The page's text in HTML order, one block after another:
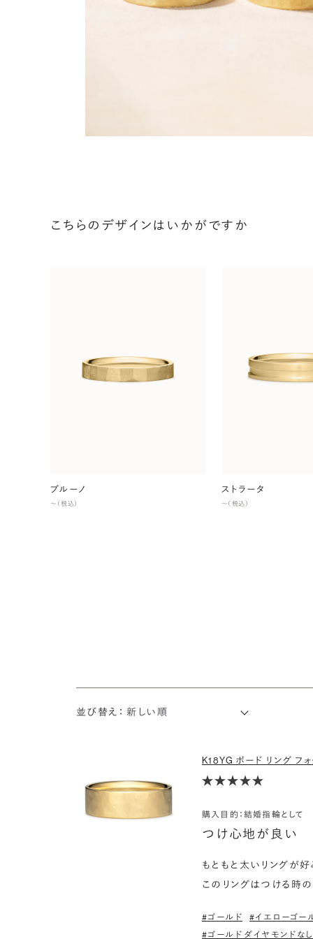
こちらのデザインはいかがですか
ブルーノ
〜（税込）
ストラータ
〜（税込）
並び替え：
K18YG ボード リング フ
購入目的：結婚指輪として
つけ心地が良い
もともと太いリングが
このリングはつける時
#ゴールド
#イエローゴー
#ゴールド ダイヤモンドなし